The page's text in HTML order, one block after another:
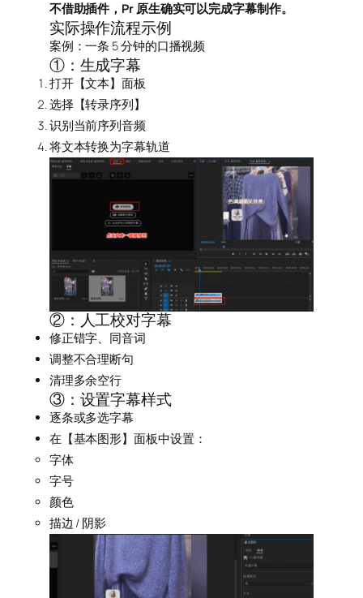
不借助插件，Pr 原生确实可以完成字幕制作。
实际操作流程示例
案例：一条 5 分钟的口播视频
①：生成字幕
打开【文本】面板
选择【转录序列】
识别当前序列音频
将文本转换为字幕轨道
②：人工校对字幕
修正错字、同音词
调整不合理断句
清理多余空行
③：设置字幕样式
逐条或多选字幕
在【基本图形】面板中设置：
字体
字号
颜色
描边 / 阴影